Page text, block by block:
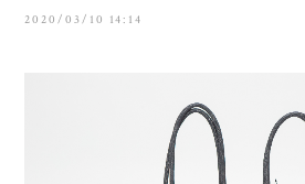
2020/03/10 14:14